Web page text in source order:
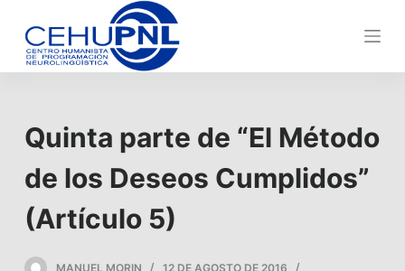
a
l
Quinta parte de “El Método
de los Deseos Cumplidos”
(Artículo 5)
MANUEL MORIN
12 DE AGOSTO DE 2016